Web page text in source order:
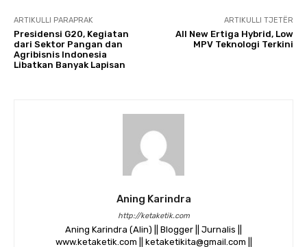
ARTIKULLI PARAPRAK
Presidensi G20, Kegiatan
dari Sektor Pangan dan
Agribisnis Indonesia
Libatkan Banyak Lapisan
ARTIKULLI TJETËR
All New Ertiga Hybrid, Low
MPV Teknologi Terkini
Aning Karindra
http://ketaketik.com
Aning Karindra (Alin) || Blogger || Jurnalis ||
www.ketaketik.com || ketaketikita@gmail.com ||